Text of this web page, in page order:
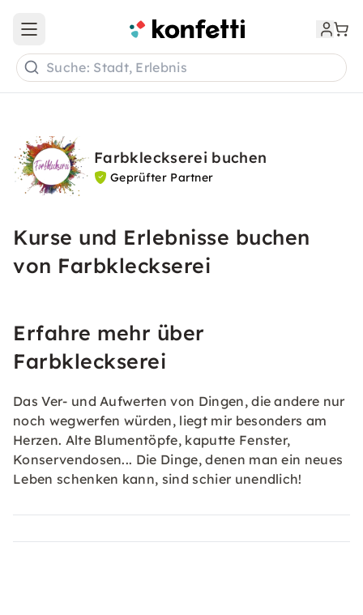
Open main menu
Suche: Stadt, Erlebnis
Farbkleckserei buchen
Geprüfter Partner
Kurse und Erlebnisse buchen
von Farbkleckserei
Erfahre mehr über
Farbkleckserei
Das Ver- und Aufwerten von Dingen, die andere nur
noch wegwerfen würden, liegt mir besonders am
Herzen. Alte Blumentöpfe, kaputte Fenster,
Konservendosen... Die Dinge, denen man ein neues
Leben schenken kann, sind schier unendlich!